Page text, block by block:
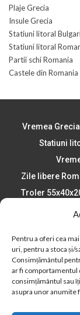
Pentru a oferi cea
uri, pentru a stoca și/
Consimțământul
ar fi comportamentul
consimțământul sau
asupra unor anumite
Plaje Grecia
Insule Grecia
Statiuni litoral
Statiuni litoral
Partii schi Romania
Castele din Romania
Vremea Grecia
Statiuni
Zile libere
Troler
Plaje
Asigurare
Calendar
Despre